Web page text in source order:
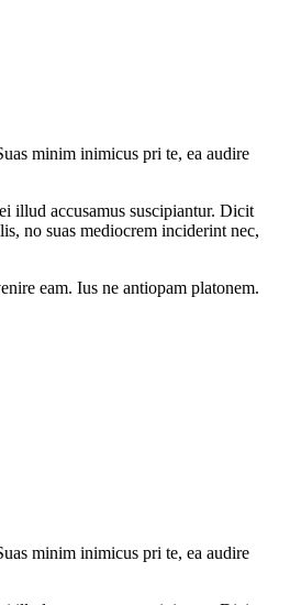
minim inimicus pri te, ea audire
illud accusamus suscipiantur. Dicit
no suas mediocrem inciderint nec,
eam. Ius ne antiopam platonem.
minim inimicus pri te, ea audire